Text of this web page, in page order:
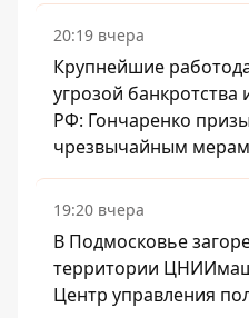
20:19 вчера
Крупнейшие
угрозой банкротства
РФ: Гончаренко
чрезвычайным мерам
19:20 вчера
В Подмосковье
территории
Центр управления